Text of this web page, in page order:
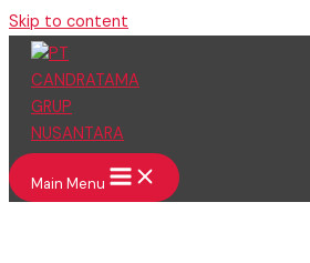
Skip to content
Main Menu